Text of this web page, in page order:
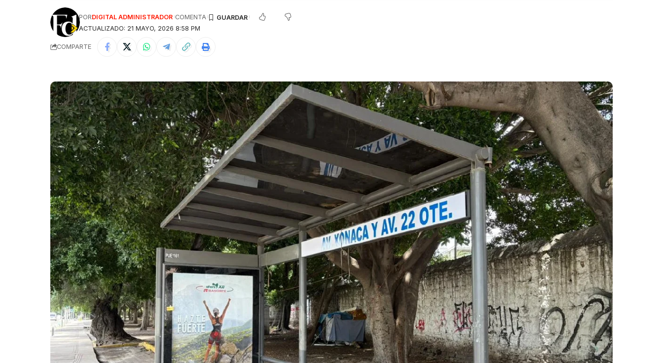
ACTUALIZADO: 21 MAYO, 2026 8:58 PM
PORDIGITAL ADMINISTRADOR COMENTA
COMPARTE